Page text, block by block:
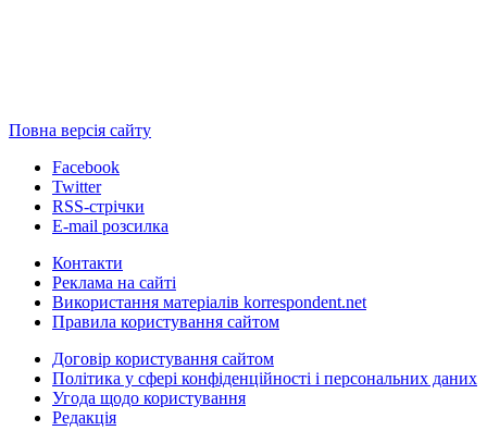
Повна версія сайту
Facebook
Twitter
RSS-стрічки
E-mail розсилка
Контакти
Реклама на сайті
Використання матеріалів korrespondent.net
Правила користування сайтом
Договір користування сайтом
Політика у сфері конфіденційності і персональних даних
Угода щодо користування
Редакція